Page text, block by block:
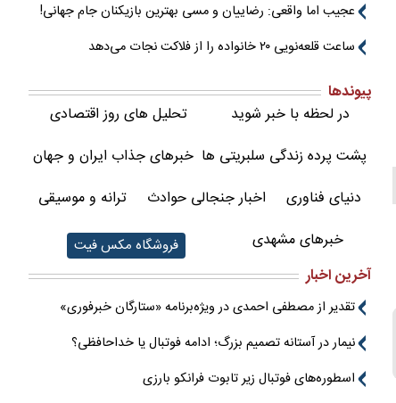
عجیب اما واقعی: رضاییان و مسی بهترین بازیکنان جام جهانی!
ساعت قلعه‌نویی ۲۰ خانواده را از فلاکت نجات می‌دهد
پیوندها
در لحظه با خبر شوید
تحلیل های روز اقتصادی
پشت پرده زندگی سلبریتی ها خبرهای جذاب ایران و جهان
دنیای فناوری
اخبار جنجالی حوادث
ترانه و موسیقی
خبرهای مشهدی
فروشگاه مکس فیت
آخرین اخبار
تقدیر از مصطفی احمدی در ویژه‌برنامه «ستارگان خبرفوری»
نیمار در آستانه تصمیم بزرگ؛ ادامه فوتبال یا خداحافظی؟
اسطوره‌های فوتبال زیر تابوت فرانکو بارزی